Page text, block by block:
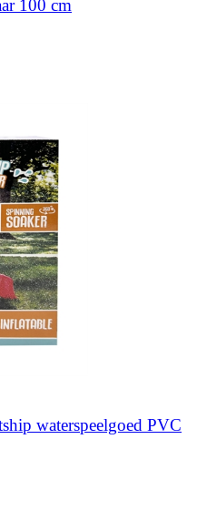
100 cm
waterspeelgoed PVC